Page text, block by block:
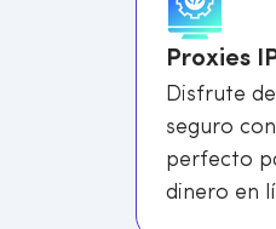
Proxies
Disfrute
seguro
perfecto
dinero en